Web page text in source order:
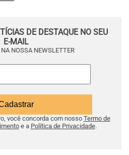
DE DESTAQUE NO SEU
E-MAIL
NOSSA NEWSLETTER
você concorda com nosso Termo de
e a Política de Privacidade.